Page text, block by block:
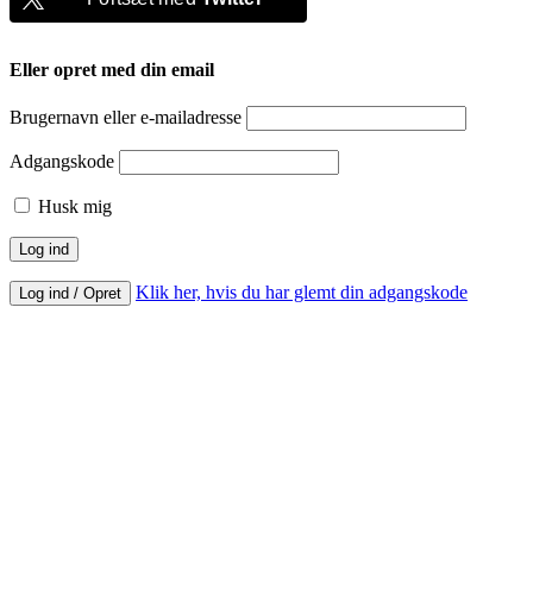
Eller opret med din email
Brugernavn eller e-mailadresse
Adgangskode
Husk mig
Log ind / Opret Klik her, hvis du har glemt din adgangskode